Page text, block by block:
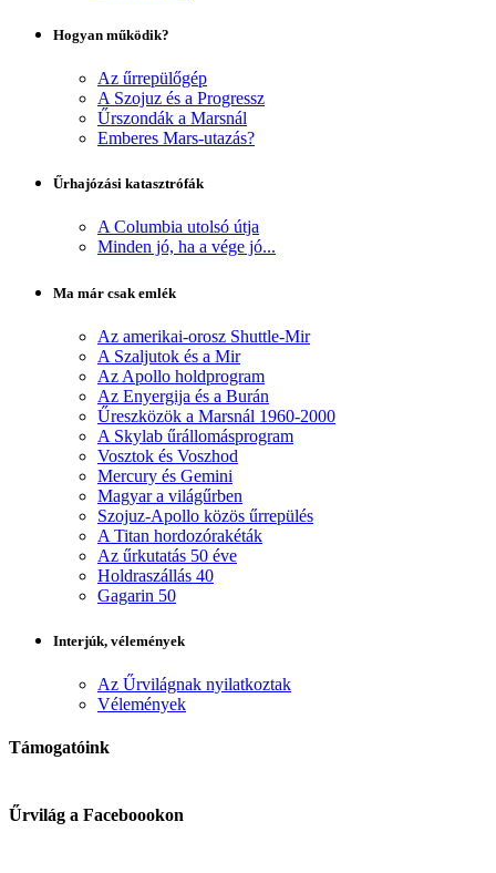
Hogyan működik?
Az űrrepülőgép
A Szojuz és a Progressz
Űrszondák a Marsnál
Emberes Mars-utazás?
Űrhajózási katasztrófák
A Columbia utolsó útja
Minden jó, ha a vége jó...
Ma már csak emlék
Az amerikai-orosz Shuttle-Mir
A Szaljutok és a Mir
Az Apollo holdprogram
Az Enyergija és a Burán
Űreszközök a Marsnál 1960-2000
A Skylab űrállomásprogram
Vosztok és Voszhod
Mercury és Gemini
Magyar a világűrben
Szojuz-Apollo közös űrrepülés
A Titan hordozórakéták
Az űrkutatás 50 éve
Holdraszállás 40
Gagarin 50
Interjúk, vélemények
Az Űrvilágnak nyilatkoztak
Vélemények
Támogatóink
Űrvilág a Faceboookon